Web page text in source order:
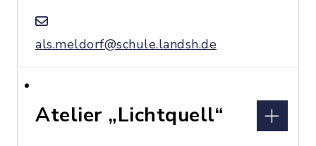
als.meldorf@schule.landsh.de
Atelier „Lichtquell“